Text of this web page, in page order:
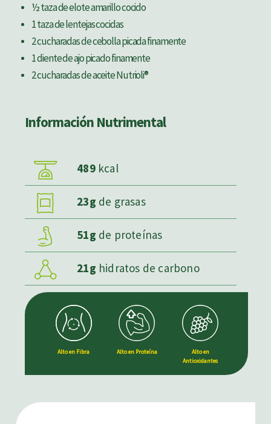
½ taza de elote amarillo cocido
1 taza de lentejas cocidas
2 cucharadas de cebolla picada finamente
1 diente de ajo picado finamente
2 cucharadas de aceite Nutrioli®
Información Nutrimental
489 kcal
23g de grasas
51g de proteínas
21g hidratos de carbono
Alto en Fibra Alto en Proteína
Alto en
Antioxidantes